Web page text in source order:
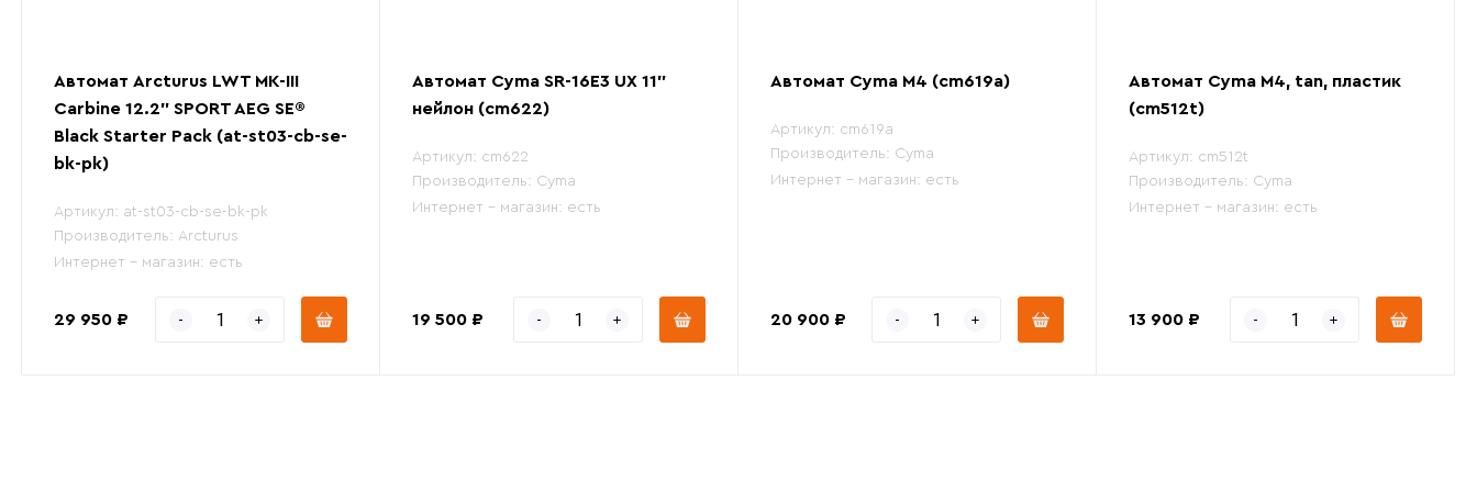
Автомат Arcturus LWT MK-III
Carbine 12.2" SPORT AEG SE®
Black Starter Pack (at-st03-cb-se-
bk-pk)
Артикул: at-st03-cb-se-bk-pk
Производитель: Arcturus
Интернет - магазин: есть
29 950 ₽
Автомат Cyma SR-16E3 UX 11"
нейлон (cm622)
Артикул: cm622
Производитель: Cyma
Интернет - магазин: есть
19 500 ₽
Автомат Cyma M4 (cm619a)
Артикул: cm619a
Производитель: Cyma
Интернет - магазин: есть
20 900 ₽
Автомат Cyma M4, tan, пластик
(cm512t)
Артикул: cm512t
Производитель: Cyma
Интернет - магазин: есть
13 900 ₽